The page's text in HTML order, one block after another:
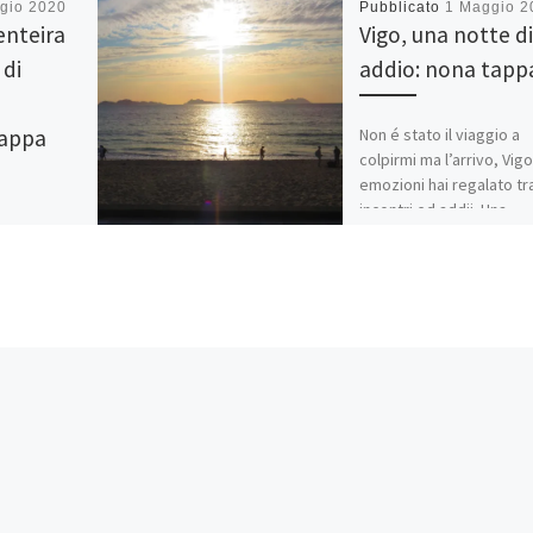
2020 Pubblicato 1 Maggio
Vigo, una notte di
addio: nona
Non é stato il viaggio a
colpirmi ma l’arrivo,
emozioni hai regalato
incontri ed addii. Una